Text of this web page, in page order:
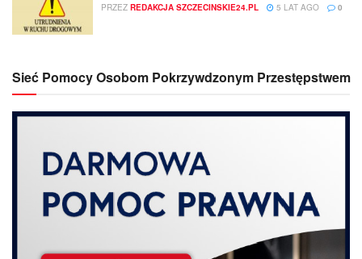
PRZEZ REDAKCJA SZCZECINSKIE24.PL 5 LAT AGO 0
Sieć Pomocy Osobom Pokrzywdzonym Przestępstwem